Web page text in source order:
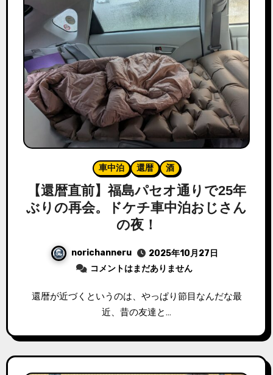
車中泊 還暦 酒
【還暦直前】福島パセオ通りで25年
ぶりの再会。ドケチ車中泊おじさん
の夜！
norichanneru
2025年10月27日
コメントはまだありません
還暦が近づくというのは、やっぱり節目なんだな最
近、昔の友達と…